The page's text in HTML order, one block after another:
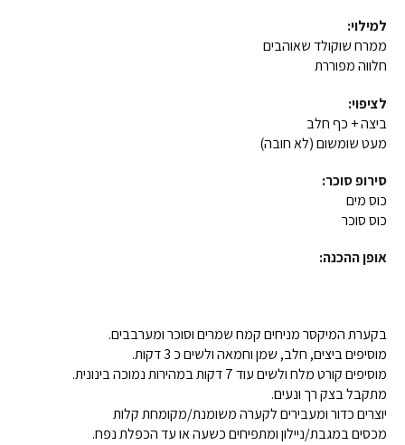
למילוי:
ממרח שוקולד שאוהבים
חלווה מפוררת
לציפוי:
ביצה + כף חלב
מעט שומשום (לא חובה)
סירופ סוכר:
כוס מים
כוס סוכר
אופן ההכנה:
בקערת המיקסר מניחים קמח שמרים וסוכר ומערבבים.
מוסיפים ביצים, חלב, שמן וחמאה ולשים כ 3 דקות.
מוסיפים קורט מלח ולשים עוד 7 דקות במהירות נמוכה בינונית.
מתקבל בצק רך ונעים.
יוצרים כדור ומעבירים לקערה משומנת/מקומחת קלות
מכסים במגבת/ניילון ומתפיחים כשעה או עד הכפלת נפח.